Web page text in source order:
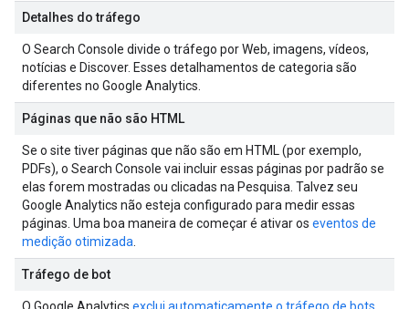
Detalhes do tráfego
O Search Console divide o tráfego por Web, imagens, vídeos,
notícias e Discover. Esses detalhamentos de categoria são
diferentes no Google Analytics.
Páginas que não são HTML
Se o site tiver páginas que não são em HTML (por exemplo,
PDFs), o Search Console vai incluir essas páginas por padrão se
elas forem mostradas ou clicadas na Pesquisa. Talvez seu
Google Analytics não esteja configurado para medir essas
páginas. Uma boa maneira de começar é ativar os eventos de
medição otimizada.
Tráfego de bot